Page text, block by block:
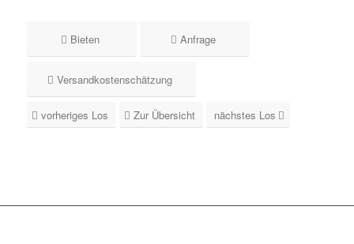
Bieten Anfrage
Versandkostenschätzung
vorheriges Los Zur Übersicht nächstes Los